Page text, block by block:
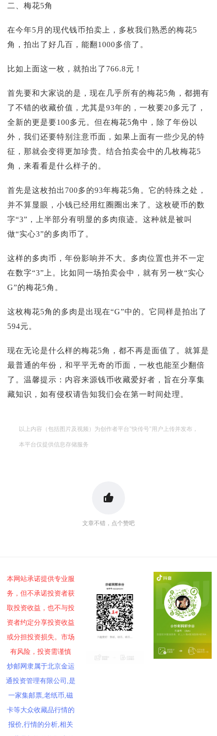
二、梅花5角
在今年5月的现代钱币拍卖上，多枚我们熟悉的梅花5
角，拍出了好几百，能翻1000多倍了。
比如上面这一枚，就拍出了766.8元！
首先要和大家说的是，现在几乎所有的梅花5角，都拥有
了不错的收藏价值，尤其是93年的，一枚要20多元了，
全新的更是要100多元。但在梅花5角中，除了年份以
外，我们还要特别注意币面，如果上面有一些少见的特
征，那就会变得更加珍贵。结合拍卖会中的几枚梅花5
角，来看看是什么样子的。
首先是这枚拍出700多的93年梅花5角。它的特殊之处，
并不算显眼，小钱已经用红圈圈出来了。这枚硬币的数
字“3”，上半部分有明显的多肉痕迹。这种就是被叫
做“实心3”的多肉币了。
这样的多肉币，年份影响并不大。多肉位置也并不一定
在数字“3”上。比如同一场拍卖会中，就有另一枚“实心
G”的梅花5角。
这枚梅花5角的多肉是出现在“G”中的。它同样是拍出了
594元。
现在无论是什么样的梅花5角，都不再是面值了。就算是
最普通的年份，和平平无奇的币面，一枚也能至少翻倍
了。温馨提示：内容来源钱币收藏爱好者，旨在分享集
藏知识，如有侵权请告知我们会在第一时间处理。
以上内容（包括图片及视频）为创作者平台"快传号"用户上传并发布，
本平台仅提供信息存储服务
文章不错，点个赞吧
本网站承诺提供专业服
务，但不承诺投资者获
取投资收益，也不与投
资者约定分享投资收益
或分担投资损失。市场
有风险，投资需谨慎
炒邮网隶属于北京金运
通投资管理有限公司,是
一家集邮票,老纸币,磁
卡等大众收藏品行情的
报价,行情的分析,相关